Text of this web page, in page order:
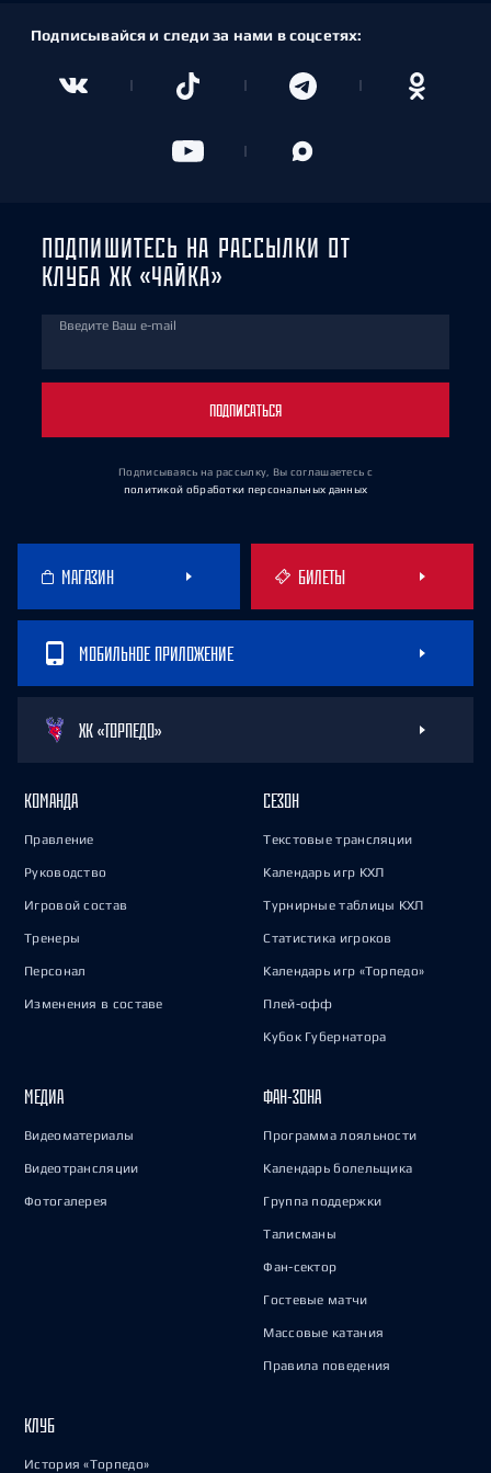
Подписывайся и следи за нами в соцсетях:
ПОДПИШИТЕСЬ НА РАССЫЛКИ ОТ
КЛУБА ХК «ЧАЙКА»
Введите Ваш e-mail
ПОДПИСАТЬСЯ
Подписываясь на рассылку, Вы соглашаетесь с
политикой обработки персональных данных
МАГАЗИН БИЛЕТЫ
МОБИЛЬНОЕ ПРИЛОЖЕНИЕ
ХК «ТОРПЕДО»
КОМАНДА
Правление
Руководство
Игровой состав
Тренеры
Персонал
Изменения в составе
СЕЗОН
Текстовые трансляции
Календарь игр КХЛ
Турнирные таблицы КХЛ
Статистика игроков
Календарь игр «Торпедо»
Плей-офф
Кубок Губернатора
МЕДИА
Видеоматериалы
Видеотрансляции
Фотогалерея
ФАН-ЗОНА
Программа лояльности
Календарь болельщика
Группа поддержки
Талисманы
Фан-сектор
Гостевые матчи
Массовые катания
Правила поведения
КЛУБ
История «Торпедо»